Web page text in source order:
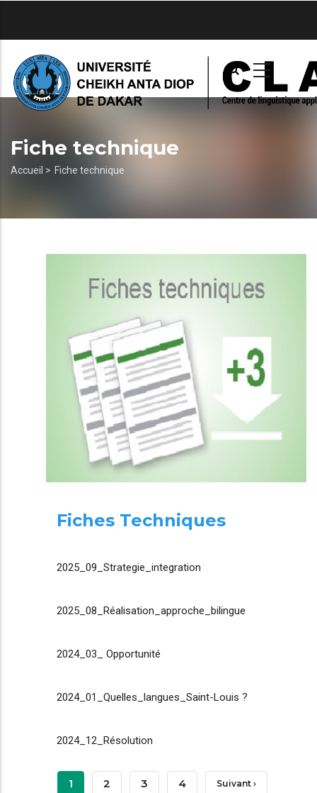
principal
Fiche technique
Fil
Accueil > Fiche technique
Fiches Techniques
2025_09_Strategie_integration
2025_08_Réalisation_approche_bilingue
2024_03_ Opportunité
2024_01_Quelles_langues_Saint-Louis ?
2024_12_Résolution
Pagination
Page
1 Page
2 Page
3 Page
4 Page
Suivant ›